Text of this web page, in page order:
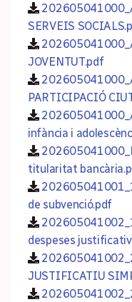
SERVEIS
JOVENTUT.pdf
PARTICIPACIÓ
infància i
titularitat
de subvenció.pdf
despeses
JUSTIFICATIU